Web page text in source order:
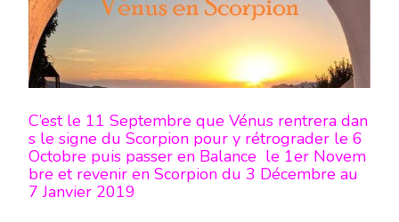
C’est le 11 Septembre que Vénus rentrera dan
s le signe du Scorpion pour y rétrograder le 6
Octobre puis passer en Balance le 1er Novem
bre et revenir en Scorpion du 3 Décembre au
7 Janvier 2019